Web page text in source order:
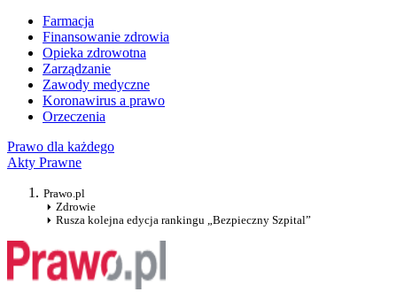
Farmacja
Finansowanie zdrowia
Opieka zdrowotna
Zarządzanie
Zawody medyczne
Koronawirus a prawo
Orzeczenia
Prawo dla każdego
Akty Prawne
Prawo.pl
Zdrowie
Rusza kolejna edycja rankingu „Bezpieczny Szpital”